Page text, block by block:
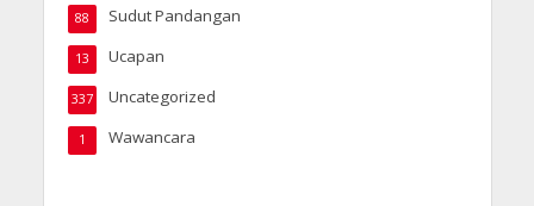
Sudut Pandangan
88
Ucapan
13
Uncategorized
337
Wawancara
1